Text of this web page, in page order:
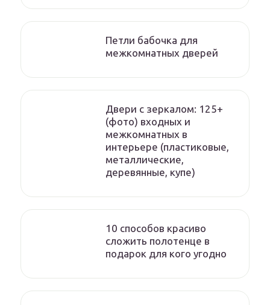
Петли бабочка для
межкомнатных дверей
Двери с зеркалом: 125+
(фото) входных и
межкомнатных в
интерьере (пластиковые,
металлические,
деревянные, купе)
10 способов красиво
сложить полотенце в
подарок для кого угодно